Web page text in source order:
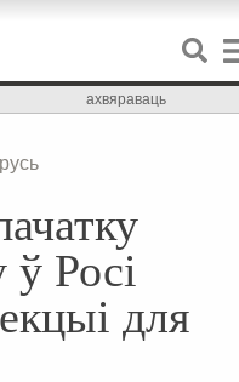
ахвяраваць
ў Росі
для